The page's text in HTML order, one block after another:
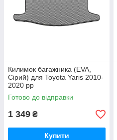
Килимок багажника (EVA,
Сірий) для Toyota Yaris 2010-
2020 рр
Готово до відправки
1 349 ₴
Купити